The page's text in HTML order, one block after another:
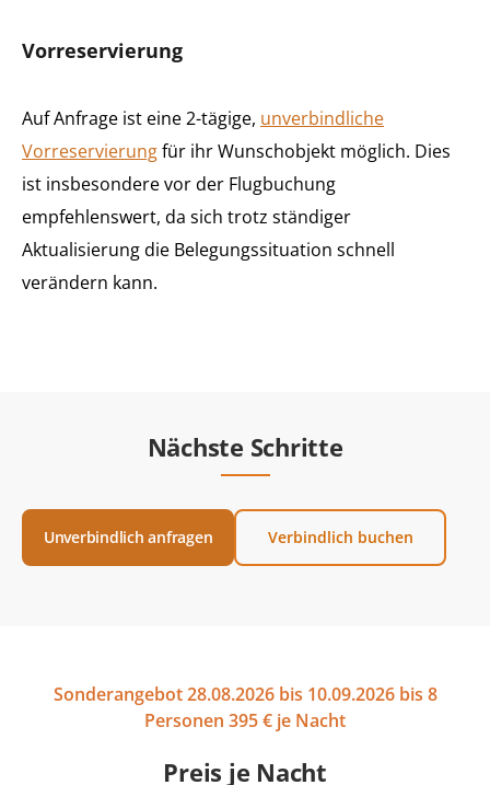
Vorreservierung
Auf Anfrage ist eine 2-tägige, unverbindliche
Vorreservierungfür ihr Wunschobjekt möglich. Dies
ist insbesondere vor der Flugbuchung
empfehlenswert, da sich trotz ständiger
Aktualisierung die Belegungssituation schnell
verändern kann.
Nächste Schritte
Unverbindlich anfragen Verbindlich buchen
Sonderangebot 28.08.2026 bis 10.09.2026 bis 8
Personen 395 € je Nacht
Preis je Nacht